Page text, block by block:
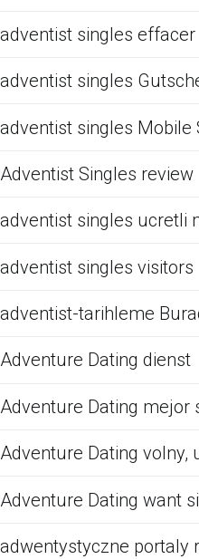
adventist singles effacer
adventist singles
adventist singles Mobile
Adventist Singles review
adventist singles ucretli
adventist singles visitors
adventist-tarihleme
Adventure Dating dienst
Adventure Dating mejor
Adventure Dating volny,
Adventure Dating want
adwentystyczne portaly